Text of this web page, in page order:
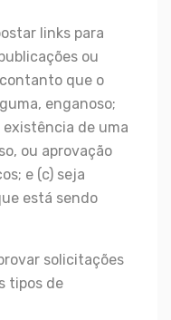
links para
ou
que o
enganoso;
de uma
ou aprovação
e (c) seja
está sendo
solicitações
tipos de